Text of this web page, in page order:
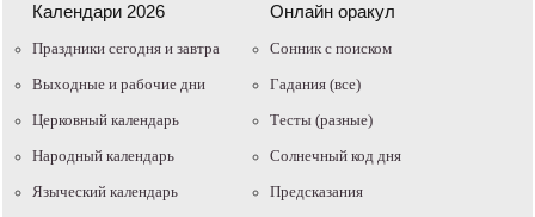
Календари 2026
Праздники сегодня и завтра
Выходные и рабочие дни
Церковный календарь
Народный календарь
Языческий календарь
Онлайн оракул
Cонник с поиском
Гадания (все)
Тесты (разные)
Солнечный код дня
Предсказания